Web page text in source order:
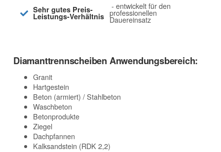
Sehr gutes Preis-
Leistungs-Verhältnis
- entwickelt für den
professionellen
Dauereinsatz
Diamanttrennscheiben Anwendungsbereich:
Granit
Hartgestein
Beton (armiert) / Stahlbeton
Waschbeton
Betonprodukte
Ziegel
Dachpfannen
Kalksandstein (RDK 2,2)